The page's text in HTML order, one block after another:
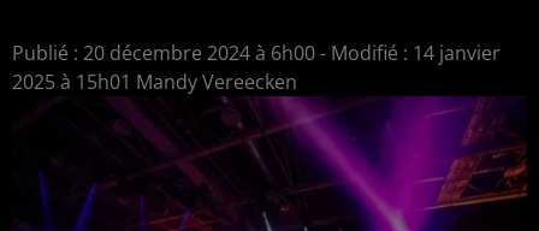
Publié : 20 décembre 2024 à 6h00 - Modifié : 14 janvier
2025 à 15h01 Mandy Vereecken